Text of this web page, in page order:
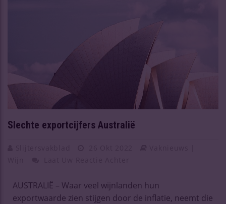
Slechte exportcijfers Australië
AUSTRALIË – Waar veel wijnlanden hun
exportwaarde zien stijgen door de inflatie, neemt die